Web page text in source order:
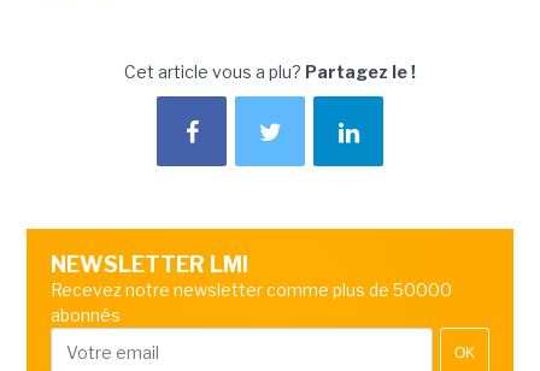
Cet article vous a plu? Partagez le !
NEWSLETTER LMI
Recevez notre newsletter comme plus de 50000
abonnés
OK